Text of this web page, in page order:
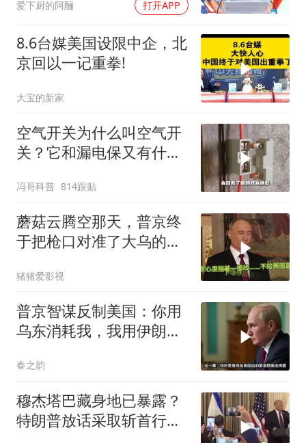
爱下厨的阿酾 打开APP
8.6台媒美国设限中企，北
京回以一记重拳!
大宝的新家
空气开关为什么叫空气开
关？它和漏电保又有什么
冯哥科普 814跟贴
蘑菇云腾空那天，普京终
于把枪口对准了大乌的军
猪猪爱影视
普京智谋反制美国：你用
乌东消耗我，我用伊朗消
春之韵
穆杰塔巴藏身地已暴露？
特朗普放话采取斩首行